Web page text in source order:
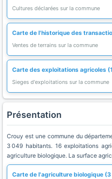
Cultures déclarées sur la commune
Carte de l'historique des
Ventes de terrains sur la commune
Carte des exploitations agricoles
Sieges d'exploitations sur la commune
Présentation
Crouy est une commune du
3 049 habitants. 16 exploitations
agriculture biologique. La surface
Carte de l'agriculture biologique